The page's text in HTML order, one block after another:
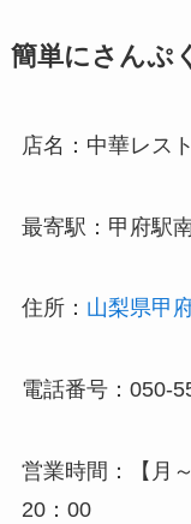
簡単にさんぷ
店名：中華レス
最寄駅：甲府駅
住所： 山梨県甲
電話番号：050-
営業時間：【月
20：00